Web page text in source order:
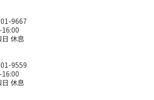
9667
休息
9559
休息